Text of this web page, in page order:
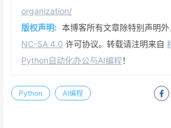
organization/
版权声明: 本博客所有文章除特别声明
NC-SA 4.0 许可协议。转载请注明来自
Python自动化办公与AI编程！
Python AI编程